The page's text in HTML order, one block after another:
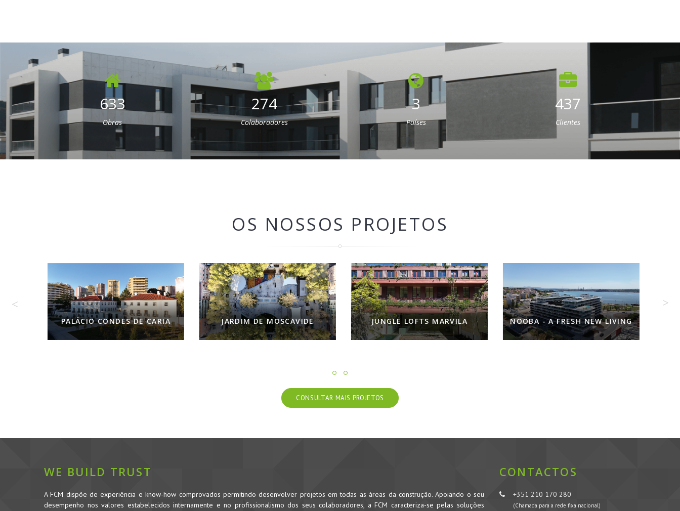
633
Obras
274
Colaboradores
3
Países
437
Clientes
OS NOSSOS PROJETOS
DE CARIA JARDIM DE MOSCAVIDE JUNGLE LOFTS MARVILA NOOBA - A FRESH NEW LIVING INFANTARIA 16
CONSULTAR MAIS PROJETOS
WE BUILD TRUST
A FCM dispõe de experiência e know-how comprovados permitindo desenvolver projetos em todas as áreas da construção. Apoiando o seu
desempenho nos valores estabelecidos internamente e no profissionalismo dos seus colaboradores, a FCM caracteriza-se pelas soluções
CONTACTOS
+351 210 170 280
(Chamada para a rede fixa nacional)